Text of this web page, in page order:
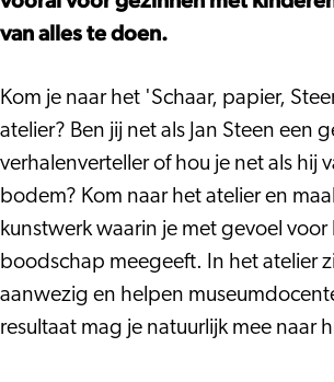
van alles te doen.
Kom je naar het 'Schaar, papier,
atelier? Ben jij net als Jan Steen een
verhalenverteller of hou je net als hij
bodem? Kom naar het atelier en
kunstwerk waarin je met gevoel voor
boodschap meegeeft. In het atelier
aanwezig en helpen
resultaat mag je natuurlijk mee naar